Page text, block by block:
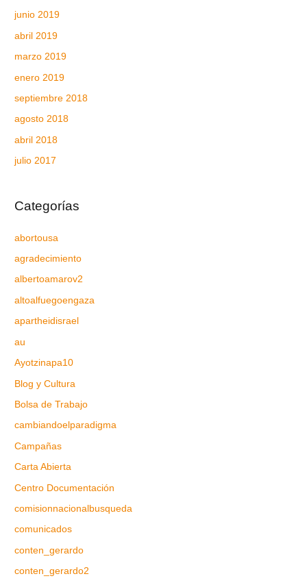
junio 2019
abril 2019
marzo 2019
enero 2019
septiembre 2018
agosto 2018
abril 2018
julio 2017
Categorías
abortousa
agradecimiento
albertoamarov2
altoalfuegoengaza
apartheidisrael
au
Ayotzinapa10
Blog y Cultura
Bolsa de Trabajo
cambiandoelparadigma
Campañas
Carta Abierta
Centro Documentación
comisionnacionalbusqueda
comunicados
conten_gerardo
conten_gerardo2